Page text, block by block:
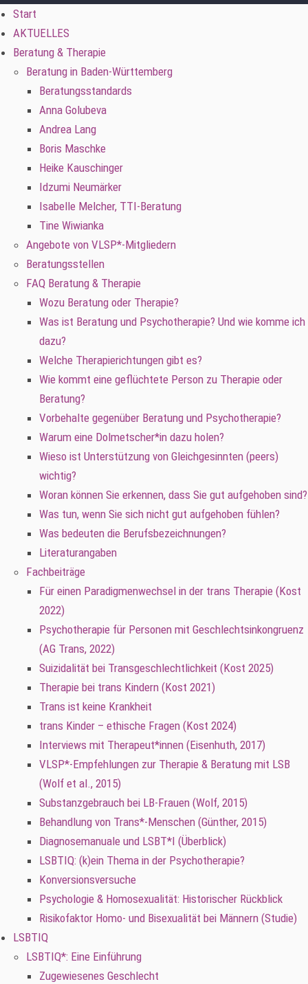
Start
AKTUELLES
Beratung & Therapie
Beratung in Baden-Württemberg
Beratungsstandards
Anna Golubeva
Andrea Lang
Boris Maschke
Heike Kauschinger
Idzumi Neumärker
Isabelle Melcher, TTI-Beratung
Tine Wiwianka
Angebote von VLSP*-Mitgliedern
Beratungsstellen
FAQ Beratung & Therapie
Wozu Beratung oder Therapie?
Was ist Beratung und Psychotherapie? Und wie komme ich
dazu?
Welche Therapierichtungen gibt es?
Wie kommt eine geflüchtete Person zu Therapie oder
Beratung?
Vorbehalte gegenüber Beratung und Psychotherapie?
Warum eine Dolmetscher*in dazu holen?
Wieso ist Unterstützung von Gleichgesinnten (peers)
wichtig?
Woran können Sie erkennen, dass Sie gut aufgehoben sind?
Was tun, wenn Sie sich nicht gut aufgehoben fühlen?
Was bedeuten die Berufsbezeichnungen?
Literaturangaben
Fachbeiträge
Für einen Paradigmenwechsel in der trans Therapie (Kost
2022)
Psychotherapie für Personen mit Geschlechtsinkongruenz
(AG Trans, 2022)
Suizidalität bei Transgeschlechtlichkeit (Kost 2025)
Therapie bei trans Kindern (Kost 2021)
Trans ist keine Krankheit
trans Kinder – ethische Fragen (Kost 2024)
Interviews mit Therapeut*innen (Eisenhuth, 2017)
VLSP*-Empfehlungen zur Therapie & Beratung mit LSB
(Wolf et al., 2015)
Substanzgebrauch bei LB-Frauen (Wolf, 2015)
Behandlung von Trans*-Menschen (Günther, 2015)
Diagnosemanuale und LSBT*I (Überblick)
LSBTIQ: (k)ein Thema in der Psychotherapie?
Konversionsversuche
Psychologie & Homosexualität: Historischer Rückblick
Risikofaktor Homo- und Bisexualität bei Männern (Studie)
LSBTIQ
LSBTIQ*: Eine Einführung
Zugewiesenes Geschlecht